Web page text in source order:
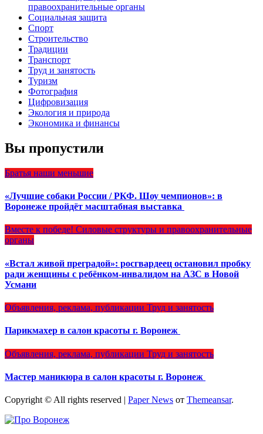
правоохранительные органы
Социальная защита
Спорт
Строительство
Традиции
Транспорт
Труд и занятость
Туризм
Фотография
Цифровизация
Экология и природа
Экономика и финансы
Вы пропустили
Братья наши меньшие
«Лучшие собаки России / РКФ. Шоу чемпионов»: в
Воронеже пройдёт масштабная выставка
Вместе к победе! Силовые структуры и правоохранительные
органы
«Встал живой преградой»: росгвардеец остановил пробку
ради женщины с ребёнком-инвалидом на АЗС в Новой
Усмани
Объявления, реклама, публикации Труд и занятость
Парикмахер в салон красоты г. Воронеж
Объявления, реклама, публикации Труд и занятость
Мастер маникюра в салон красоты г. Воронеж
Copyright © All rights reserved | Paper News от Themeansar.